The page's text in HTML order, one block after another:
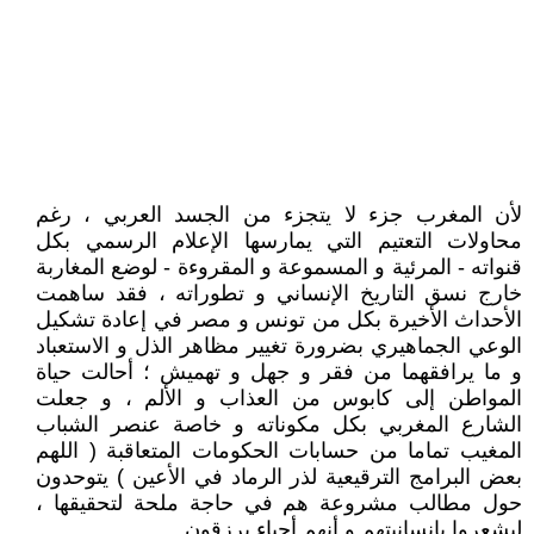
لأن المغرب جزء لا يتجزء من الجسد العربي ، رغم
محاولات التعتيم التي يمارسها الإعلام الرسمي بكل
قنواته - المرئية و المسموعة و المقروءة - لوضع المغاربة
خارج نسق التاريخ الإنساني و تطوراته ، فقد ساهمت
الأحداث الأخيرة بكل من تونس و مصر في إعادة تشكيل
الوعي الجماهيري بضرورة تغيير مظاهر الذل و الاستعباد
و ما يرافقهما من فقر و جهل و تهميش ؛ أحالت حياة
المواطن إلى كابوس من العذاب و الألم ، و جعلت
الشارع المغربي بكل مكوناته و خاصة عنصر الشباب
المغيب تماما من حسابات الحكومات المتعاقبة ( اللهم
بعض البرامج الترقيعية لذر الرماد في الأعين ) يتوحدون
حول مطالب مشروعة هم في حاجة ملحة لتحقيقها ،